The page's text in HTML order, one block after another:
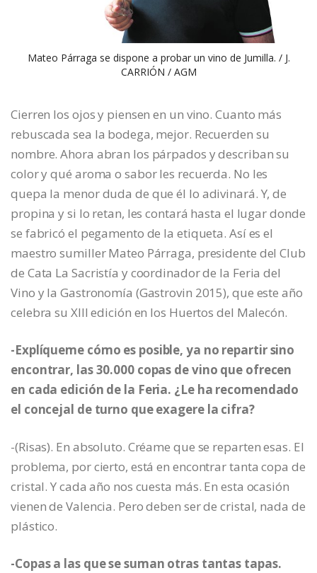
Mateo Párraga se dispone a probar un vino de Jumilla. / J.
CARRIÓN / AGM
Cierren los ojos y piensen en un vino. Cuanto más
rebuscada sea la bodega, mejor. Recuerden su
nombre. Ahora abran los párpados y describan su
color y qué aroma o sabor les recuerda. No les
quepa la menor duda de que él lo adivinará. Y, de
propina y si lo retan, les contará hasta el lugar donde
se fabricó el pegamento de la etiqueta. Así es el
maestro sumiller Mateo Párraga, presidente del Club
de Cata La Sacristía y coordinador de la Feria del
Vino y la Gastronomía (Gastrovin 2015), que este año
celebra su XIII edición en los Huertos del Malecón.
-Explíqueme cómo es posible, ya no repartir sino
encontrar, las 30.000 copas de vino que ofrecen
en cada edición de la Feria. ¿Le ha recomendado
el concejal de turno que exagere la cifra?
-(Risas). En absoluto. Créame que se reparten esas. El
problema, por cierto, está en encontrar tanta copa de
cristal. Y cada año nos cuesta más. En esta ocasión
vienen de Valencia. Pero deben ser de cristal, nada de
plástico.
-Copas a las que se suman otras tantas tapas.